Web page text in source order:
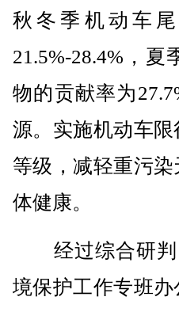
秋冬季机动车
21.5%-28.4%，
物的贡献率为
源。实施机动车
等级，减轻重污
体健康。
经过综合研判
境保护工作专班